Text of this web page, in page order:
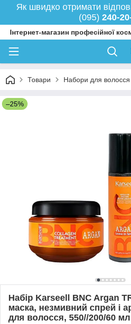
Як швидко отримати
(095) 240-
Інтернет-магазин професійної
Товари Набори для волосся
–25%
Набір Karseell BNC Argan
маска, незмивний спрей і
для волосся, 550//200/60 мл